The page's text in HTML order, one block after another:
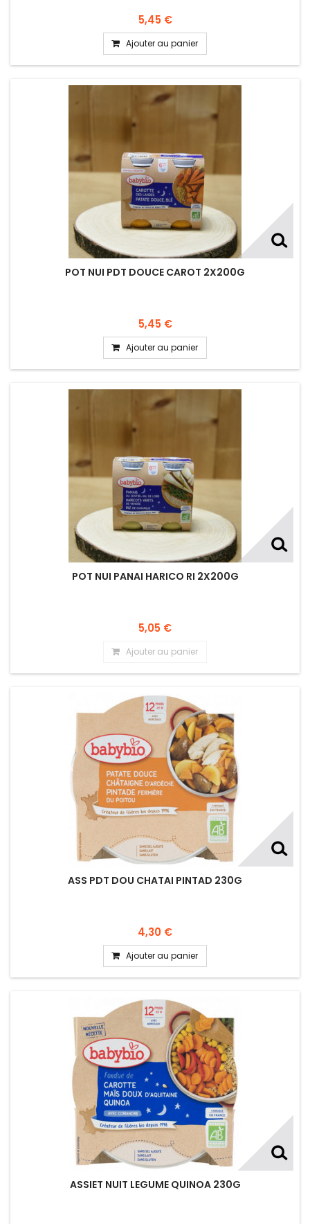
5,45 €
Ajouter au panier
POT NUI PDT DOUCE CAROT 2X200G
5,45 €
Ajouter au panier
POT NUI PANAI HARICO RI 2X200G
5,05 €
Ajouter au panier
ASS PDT DOU CHATAI PINTAD 230G
4,30 €
Ajouter au panier
ASSIET NUIT LEGUME QUINOA 230G